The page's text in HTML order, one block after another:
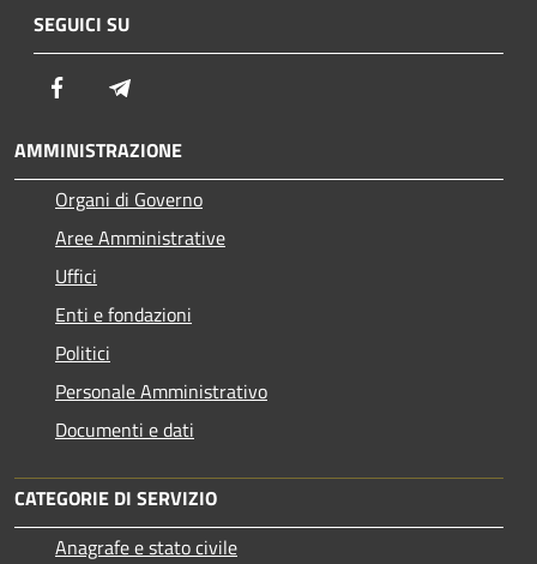
SEGUICI SU
Facebook
AMMINISTRAZIONE
Organi di Governo
Aree Amministrative
Uffici
Enti e fondazioni
Politici
Personale Amministrativo
Documenti e dati
CATEGORIE DI SERVIZIO
Anagrafe e stato civile